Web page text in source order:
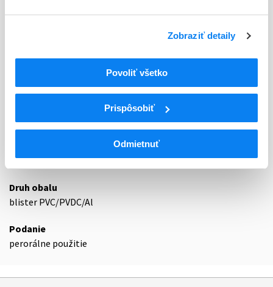
Zobraziť detaily
Povoliť všetko
Prispôsobiť
Odmietnuť
KRV A KRVOTVORNÉ ORGÁNY
B01A
ANTIKOAGULANCIÁ, ANTITROMBOTIKÁ
Antiagreganciá trombocytov okrem heparínu
B01AC24
Tikagrelor
Podrobnosti o lieku
36
Druh obalu
blister PVC/PVDC/Al
Podanie
perorálne použitie